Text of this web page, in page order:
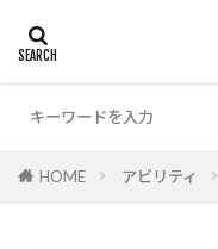
HOME アビリティ
カテゴリー